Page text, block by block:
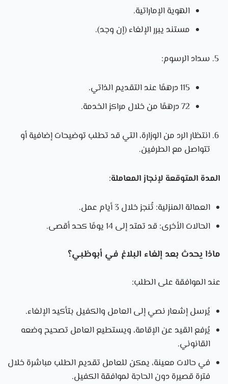
الهوية الإماراتية.
مستند يبرر الإلغاء (إن وجد).
سداد الرسوم:
115 درهمًا عند التقديم الذاتي.
72 درهمًا من خلال مراكز الخدمة.
انتظار الرد من الوزارة، التي قد تطلب توضيحات إضافية أو
تتواصل مع الطرفين.
المدة المتوقعة لإنجاز المعاملة:
العمالة المنزلية: تُنجز خلال 3 أيام عمل.
الحالات الأخرى: قد تمتد إلى 14 يومًا كحد أقصى.
ماذا يحدث بعد إلغاء البلاغ في أبوظبي؟
عند الموافقة على الطلب:
يُرسل إشعار نصي إلى العامل والكفيل بتأكيد الإلغاء.
يُرفع القيد عن الإقامة، ويستطيع العامل تصحيح وضعه
القانوني.
في حالات معينة، يمكن للعامل تقديم الطلب مباشرة خلال
فترة قصيرة دون الحاجة لموافقة الكفيل.